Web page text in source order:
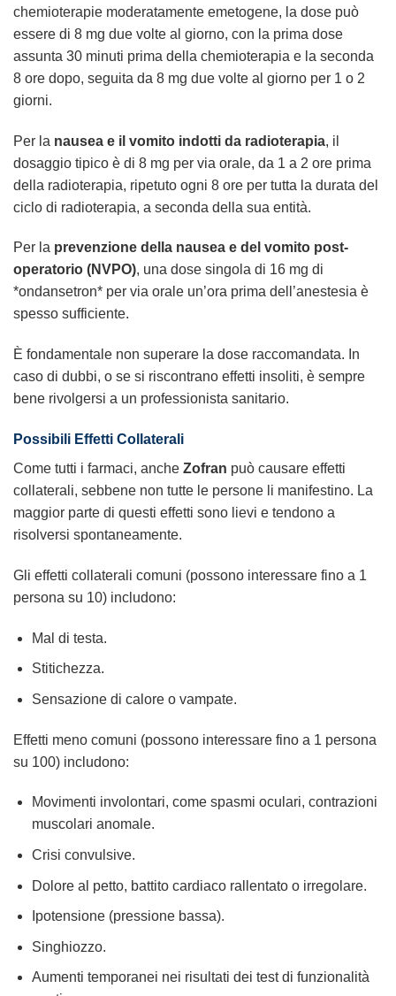
chemioterapie moderatamente emetogene, la dose può
essere di 8 mg due volte al giorno, con la prima dose
assunta 30 minuti prima della chemioterapia e la seconda
8 ore dopo, seguita da 8 mg due volte al giorno per 1 o 2
giorni.
Per la nausea e il vomito indotti da radioterapia, il
dosaggio tipico è di 8 mg per via orale, da 1 a 2 ore prima
della radioterapia, ripetuto ogni 8 ore per tutta la durata del
ciclo di radioterapia, a seconda della sua entità.
Per la prevenzione della nausea e del vomito post-
operatorio (NVPO), una dose singola di 16 mg di
*ondansetron* per via orale un’ora prima dell’anestesia è
spesso sufficiente.
È fondamentale non superare la dose raccomandata. In
caso di dubbi, o se si riscontrano effetti insoliti, è sempre
bene rivolgersi a un professionista sanitario.
Possibili Effetti Collaterali
Come tutti i farmaci, anche Zofran può causare effetti
collaterali, sebbene non tutte le persone li manifestino. La
maggior parte di questi effetti sono lievi e tendono a
risolversi spontaneamente.
Gli effetti collaterali comuni (possono interessare fino a 1
persona su 10) includono:
Mal di testa.
Stitichezza.
Sensazione di calore o vampate.
Effetti meno comuni (possono interessare fino a 1 persona
su 100) includono:
Movimenti involontari, come spasmi oculari, contrazioni
muscolari anomale.
Crisi convulsive.
Dolore al petto, battito cardiaco rallentato o irregolare.
Ipotensione (pressione bassa).
Singhiozzo.
Aumenti temporanei nei risultati dei test di funzionalità